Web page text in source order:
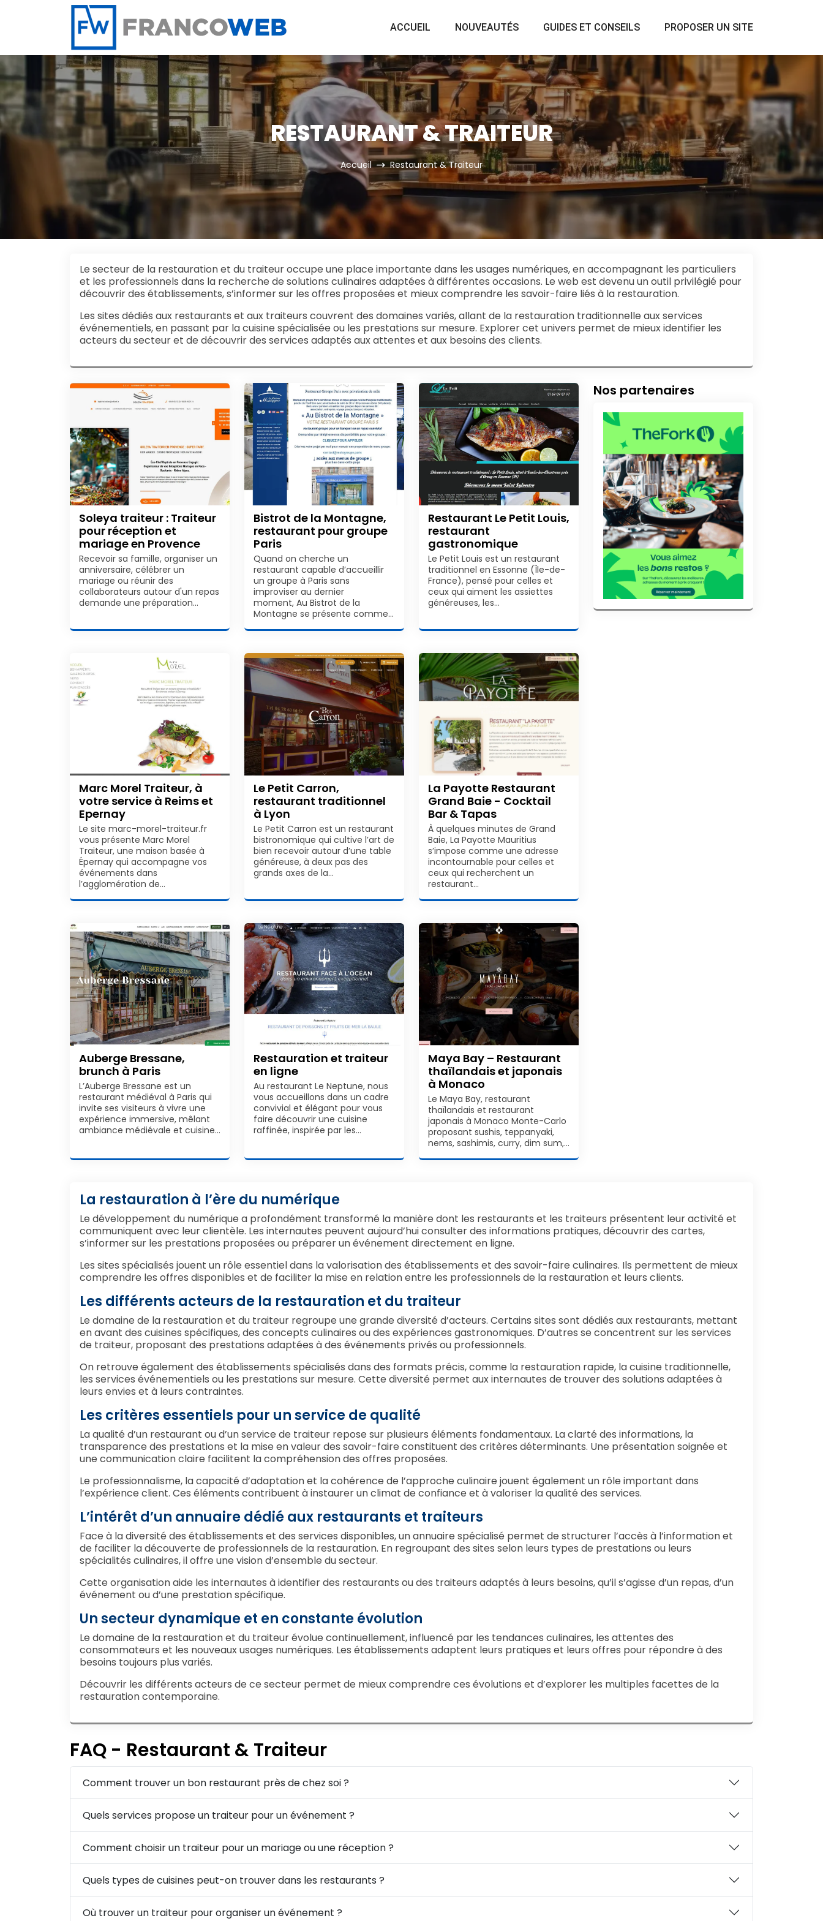
Panneau de gestion des cookies
ACCUEIL NOUVEAUTÉS GUIDES ET CONSEILS PROPOSER UN SITE
RESTAURANT & TRAITEUR
Accueil Restaurant & Traiteur
Le secteur de la restauration et du traiteur occupe une place importante dans les usages numériques, en accompagnant les particuliers
et les professionnels dans la recherche de solutions culinaires adaptées à différentes occasions. Le web est devenu un outil privilégié pour
découvrir des établissements, s’informer sur les offres proposées et mieux comprendre les savoir-faire liés à la restauration.
Les sites dédiés aux restaurants et aux traiteurs couvrent des domaines variés, allant de la restauration traditionnelle aux services
événementiels, en passant par la cuisine spécialisée ou les prestations sur mesure. Explorer cet univers permet de mieux identifier les
acteurs du secteur et de découvrir des services adaptés aux attentes et aux besoins des clients.
Soleya traiteur : Traiteur
pour réception et
mariage en Provence
Recevoir sa famille, organiser un
anniversaire, célébrer un
mariage ou réunir des
collaborateurs autour d'un repas
demande une préparation…
Bistrot de la Montagne,
restaurant pour groupe
Paris
Quand on cherche un
restaurant capable d’accueillir
un groupe à Paris sans
improviser au dernier
moment, Au Bistrot de la
Montagne se présente comme…
Restaurant Le Petit Louis,
restaurant
gastronomique
Le Petit Louis est un restaurant
traditionnel en Essonne (Île-de-
France), pensé pour celles et
ceux qui aiment les assiettes
généreuses, les…
Marc Morel Traiteur, à
votre service à Reims et
Epernay
Le site marc-morel-traiteur.fr
vous présente Marc Morel
Traiteur, une maison basée à
Épernay qui accompagne vos
événements dans
l’agglomération de…
Le Petit Carron,
restaurant traditionnel
à Lyon
Le Petit Carron est un restaurant
bistronomique qui cultive l’art de
bien recevoir autour d’une table
généreuse, à deux pas des
grands axes de la…
La Payotte Restaurant
Grand Baie - Cocktail
Bar & Tapas
À quelques minutes de Grand
Baie, La Payotte Mauritius
s’impose comme une adresse
incontournable pour celles et
ceux qui recherchent un
restaurant…
Auberge Bressane,
brunch à Paris
L’Auberge Bressane est un
restaurant médiéval à Paris qui
invite ses visiteurs à vivre une
expérience immersive, mêlant
ambiance médiévale et cuisine…
Restauration et traiteur
en ligne
Au restaurant Le Neptune, nous
vous accueillons dans un cadre
convivial et élégant pour vous
faire découvrir une cuisine
raffinée, inspirée par les…
Maya Bay – Restaurant
thaïlandais et japonais
à Monaco
Le Maya Bay, restaurant
thaïlandais et restaurant
japonais à Monaco Monte-Carlo
proposant sushis, teppanyaki,
nems, sashimis, curry, dim sum,…
Nos partenaires
La restauration à l’ère du numérique
Le développement du numérique a profondément transformé la manière dont les restaurants et les traiteurs présentent leur activité et
communiquent avec leur clientèle. Les internautes peuvent aujourd’hui consulter des informations pratiques, découvrir des cartes,
s’informer sur les prestations proposées ou préparer un événement directement en ligne.
Les sites spécialisés jouent un rôle essentiel dans la valorisation des établissements et des savoir-faire culinaires. Ils permettent de mieux
comprendre les offres disponibles et de faciliter la mise en relation entre les professionnels de la restauration et leurs clients.
Les différents acteurs de la restauration et du traiteur
Le domaine de la restauration et du traiteur regroupe une grande diversité d’acteurs. Certains sites sont dédiés aux restaurants, mettant
en avant des cuisines spécifiques, des concepts culinaires ou des expériences gastronomiques. D’autres se concentrent sur les services
de traiteur, proposant des prestations adaptées à des événements privés ou professionnels.
On retrouve également des établissements spécialisés dans des formats précis, comme la restauration rapide, la cuisine traditionnelle,
les services événementiels ou les prestations sur mesure. Cette diversité permet aux internautes de trouver des solutions adaptées à
leurs envies et à leurs contraintes.
Les critères essentiels pour un service de qualité
La qualité d’un restaurant ou d’un service de traiteur repose sur plusieurs éléments fondamentaux. La clarté des informations, la
transparence des prestations et la mise en valeur des savoir-faire constituent des critères déterminants. Une présentation soignée et
une communication claire facilitent la compréhension des offres proposées.
Le professionnalisme, la capacité d’adaptation et la cohérence de l’approche culinaire jouent également un rôle important dans
l’expérience client. Ces éléments contribuent à instaurer un climat de confiance et à valoriser la qualité des services.
L’intérêt d’un annuaire dédié aux restaurants et traiteurs
Face à la diversité des établissements et des services disponibles, un annuaire spécialisé permet de structurer l’accès à l’information et
de faciliter la découverte de professionnels de la restauration. En regroupant des sites selon leurs types de prestations ou leurs
spécialités culinaires, il offre une vision d’ensemble du secteur.
Cette organisation aide les internautes à identifier des restaurants ou des traiteurs adaptés à leurs besoins, qu’il s’agisse d’un repas, d’un
événement ou d’une prestation spécifique.
Un secteur dynamique et en constante évolution
Le domaine de la restauration et du traiteur évolue continuellement, influencé par les tendances culinaires, les attentes des
consommateurs et les nouveaux usages numériques. Les établissements adaptent leurs pratiques et leurs offres pour répondre à des
besoins toujours plus variés.
Découvrir les différents acteurs de ce secteur permet de mieux comprendre ces évolutions et d’explorer les multiples facettes de la
restauration contemporaine.
FAQ - Restaurant & Traiteur
Comment trouver un bon restaurant près de chez soi ?
Quels services propose un traiteur pour un événement ?
Comment choisir un traiteur pour un mariage ou une réception ?
Quels types de cuisines peut-on trouver dans les restaurants ?
Où trouver un traiteur pour organiser un événement ?